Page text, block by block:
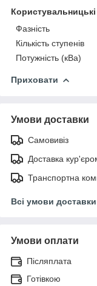
Фазність
Кількість ступенів
Потужність (кВа)
Приховати
Умови доставки
Самовивіз
Доставка
Транспортна
Всі умови доставки
Умови оплати
Післяплата
Готівкою